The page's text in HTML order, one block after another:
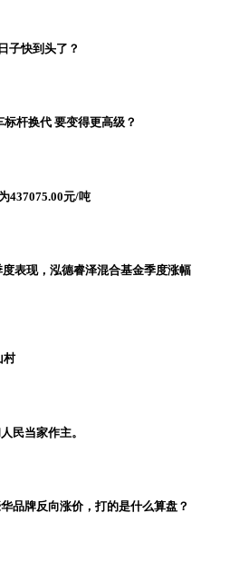
子快到头了？
杆换代 要变得更高级？
437075.00元/吨
表现，泓德睿泽混合基金季度涨幅
村
民当家作主。
品牌反向涨价，打的是什么算盘？